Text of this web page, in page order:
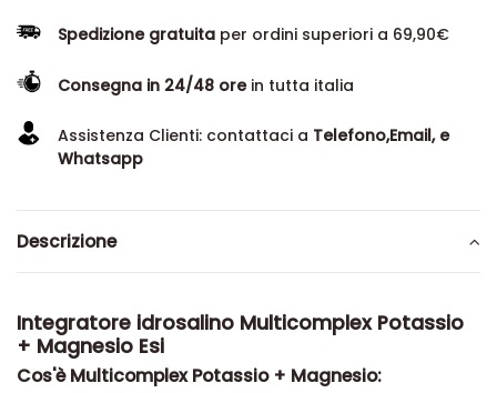
Spedizione gratuita per ordini superiori a 69,90€
Consegna in 24/48 orein tutta italia
Assistenza Clienti: contattaci a Telefono,Email, e
Whatsapp
Descrizione
Integratore idrosalino Multicomplex Potassio
+ Magnesio Esi
Cos'è Multicomplex Potassio + Magnesio: